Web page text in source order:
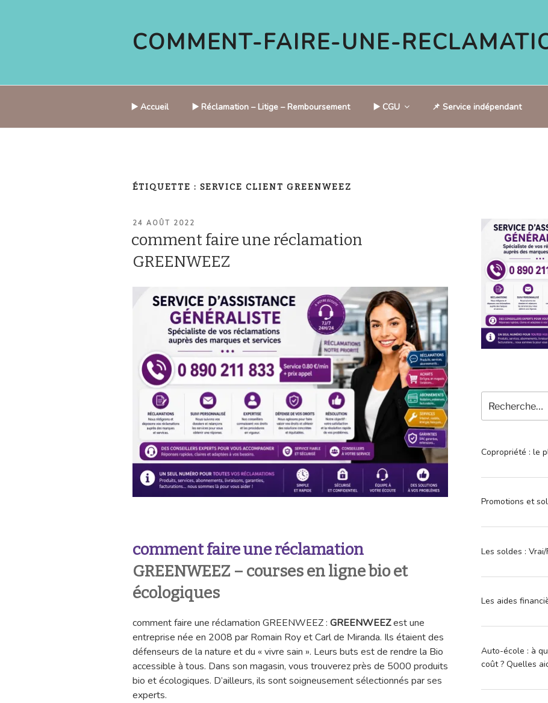
COMMENT-FAIRE-UNE-
▶️ Accueil ▶️ Réclamation – Litige – Remboursement ▶️ CGU 📌 Service indépendant
ÉTIQUETTE : SERVICE CLIENT GREENWEEZ
PUBLIÉ
24 AOÛT 2022
comment faire une réclamation
GREENWEEZ
comment faire une réclamation
GREENWEEZ – courses en ligne bio et
écologiques
comment faire une réclamation GREENWEEZ : GREENWEEZest une
entreprise née en 2008 par Romain Roy et Carl de Miranda. Ils étaient des
défenseurs de la nature et du « vivre sain ». Leurs buts est de rendre la Bio
accessible à tous. Dans son magasin, vous trouverez près de 5000 produits
bio et écologiques. D’ailleurs, ils sont soigneusement sélectionnés par ses
experts.
pour
:
Copropriété : le
Promotions et
Les soldes : Vrai/
Les aides
Auto-école : à
coût ? Quelles